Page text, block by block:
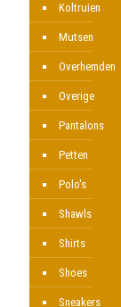
Koltruien
Mutsen
Overhemden
Overige
Pantalons
Petten
Polo's
Shawls
Shirts
Shoes
Sneakers